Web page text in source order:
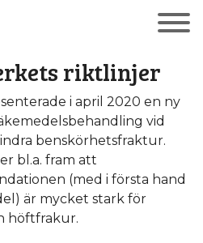
riktlinjer
i april 2020 en ny
vid
benskörhetsfraktur.
bl.a. fram att
(med i första hand
är mycket stark för
höftfrakur.